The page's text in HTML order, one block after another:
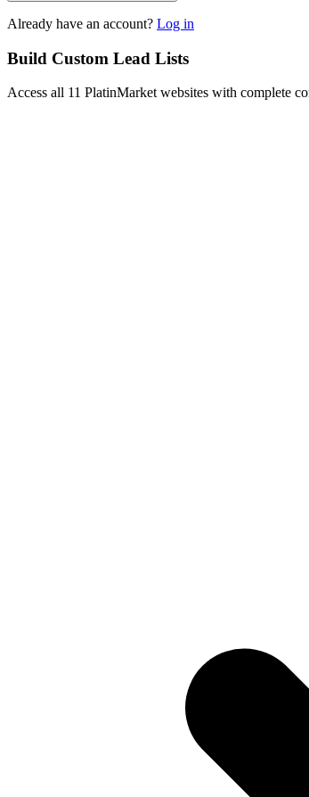
Already have an account? Log in
Build Custom Lead Lists
Access all 11 PlatinMarket websites with complete